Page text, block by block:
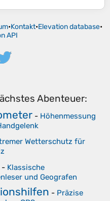
•Kontakt•Elevation database•
API
Abenteuer:
- Höhenmessung
Wetterschutz für
- Klassische
und Geografen
- Präzise